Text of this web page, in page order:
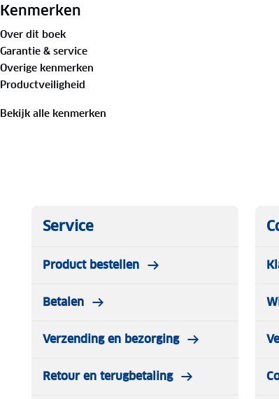
van de rust en adembenemende uitzichten.
Kompass wandel- en fietskaarten
De wandel- en fietskaarten van Kompass zijn
gedetailleerde wandelkaarten bieden een
hoogtelijnen, vegetatie, schaduwtekeningen,
fietsroutes (MTB). Gevaarlijke routes zijn
campings zijn eenvoudig te lokaliseren op deze
Nompatelize, Ville, Lalaye, Hadigny-les-Verrieres,
Gerardmer, Colmar, Breisach am Rhein
Bergen/dalen:Rocher de Mutzig, Champ du
Schaal:1 : 50.000
Uitvoering:Scheur- en watervast
Kenmerken
Over dit boek
Garantie & service
Overige kenmerken
Productveiligheid
Bekijk alle kenmerken
Service
Product bestellen
Betalen
Verzending en bezorging
Retour en terugbetaling